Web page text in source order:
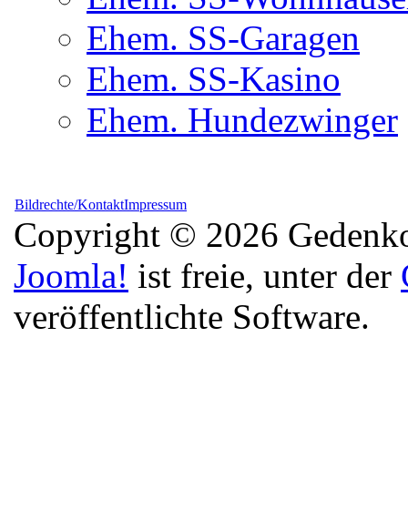
Ehem. SS-Garagen
Ehem. SS-Kasino
Ehem. Hundezwinger
Bildrechte/KontaktImpressum
Copyright © 2026
Joomla! ist freie, unter der
veröffentlichte Software.